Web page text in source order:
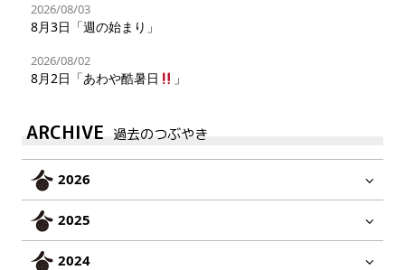
2026/08/03
8月3日「週の始まり」
2026/08/02
8月2日「あわや酷暑日 」
ARCHIVE 過去のつぶやき
2026
2025
2024